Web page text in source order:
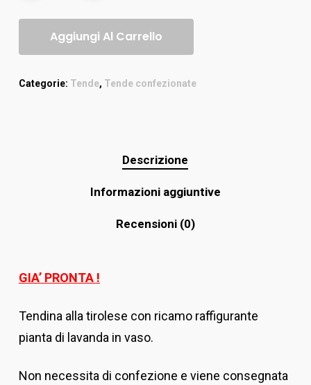
Aggiungi Al Carrello
Categorie: Tende, Tende confezionate
Descrizione
Informazioni aggiuntive
Recensioni (0)
GIA’ PRONTA !
Tendina alla tirolese con ricamo raffigurante
pianta di lavanda in vaso.
Non necessita di confezione e viene consegnata